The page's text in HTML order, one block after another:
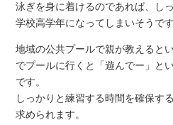
泳ぎを身に着けるのであれば、し
学校高学年になってしまいそうです
地域の公共プールで親が教えると
でプールに行くと「遊んでー」と
です。
しっかりと練習する時間を確保す
求められます。